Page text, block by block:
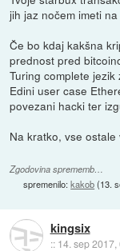
jih jaz nočem imeti
Če bo kdaj kakšna
prednost pred
Turing complete
Edini user case
povezani hacki ter
Na kratko, vse
Zgodovina sprememb…
spremenilo:kakob(13.
kingsix
:: 14. sep 2017,